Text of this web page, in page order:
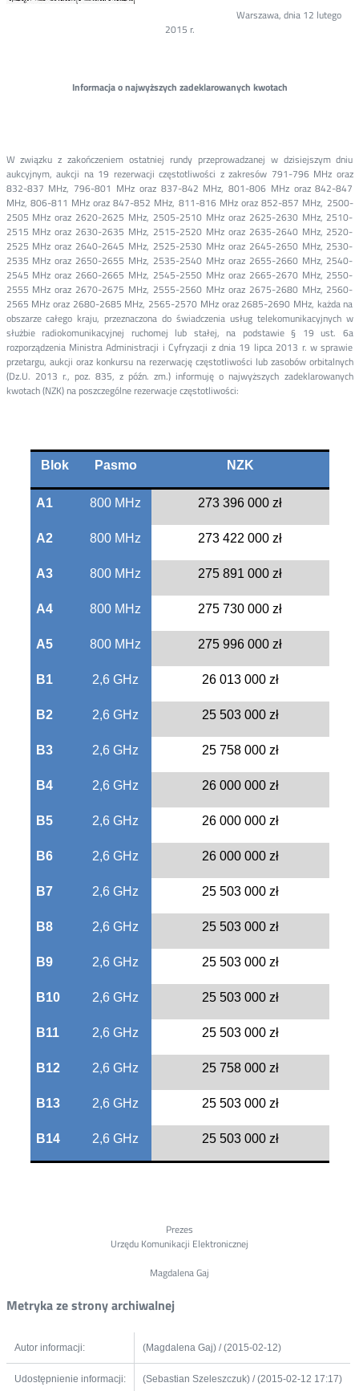
Warszawa, dnia 12 lutego
2015 r.
Informacja o najwyższych zadeklarowanych kwotach
W związku z zakończeniem ostatniej rundy przeprowadzanej w dzisiejszym dniu
aukcyjnym, aukcji na 19 rezerwacji częstotliwości z zakresów 791-796 MHz oraz
832-837 MHz, 796-801 MHz oraz 837-842 MHz, 801-806 MHz oraz 842-847
MHz, 806-811 MHz oraz 847-852 MHz, 811-816 MHz oraz 852-857 MHz, 2500-
2505 MHz oraz 2620-2625 MHz, 2505-2510 MHz oraz 2625-2630 MHz, 2510-
2515 MHz oraz 2630-2635 MHz, 2515-2520 MHz oraz 2635-2640 MHz, 2520-
2525 MHz oraz 2640-2645 MHz, 2525-2530 MHz oraz 2645-2650 MHz, 2530-
2535 MHz oraz 2650-2655 MHz, 2535-2540 MHz oraz 2655-2660 MHz, 2540-
2545 MHz oraz 2660-2665 MHz, 2545-2550 MHz oraz 2665-2670 MHz, 2550-
2555 MHz oraz 2670-2675 MHz, 2555-2560 MHz oraz 2675-2680 MHz, 2560-
2565 MHz oraz 2680-2685 MHz, 2565-2570 MHz oraz 2685-2690 MHz, każda na
obszarze całego kraju, przeznaczona do świadczenia usług telekomunikacyjnych w
służbie radiokomunikacyjnej ruchomej lub stałej, na podstawie § 19 ust. 6a
rozporządzenia Ministra Administracji i Cyfryzacji z dnia 19 lipca 2013 r. w sprawie
przetargu, aukcji oraz konkursu na rezerwację częstotliwości lub zasobów orbitalnych
(Dz.U. 2013 r., poz. 835, z późn. zm.) informuję o najwyższych zadeklarowanych
kwotach (NZK) na poszczególne rezerwacje częstotliwości:
Blok Pasmo NZK
A1 800 MHz 273 396 000 zł
A2 800 MHz 273 422 000 zł
A3 800 MHz 275 891 000 zł
A4 800 MHz 275 730 000 zł
A5 800 MHz 275 996 000 zł
B1 2,6 GHz 26 013 000 zł
B2 2,6 GHz 25 503 000 zł
B3 2,6 GHz 25 758 000 zł
B4 2,6 GHz 26 000 000 zł
B5 2,6 GHz 26 000 000 zł
B6 2,6 GHz 26 000 000 zł
B7 2,6 GHz 25 503 000 zł
B8 2,6 GHz 25 503 000 zł
B9 2,6 GHz 25 503 000 zł
B10 2,6 GHz 25 503 000 zł
B11 2,6 GHz 25 503 000 zł
B12 2,6 GHz 25 758 000 zł
B13 2,6 GHz 25 503 000 zł
B14 2,6 GHz 25 503 000 zł
Prezes
Urzędu Komunikacji Elektronicznej
Magdalena Gaj
Metryka ze strony archiwalnej
Autor informacji: (Magdalena Gaj) / (2015-02-12)
Udostępnienie informacji: (Sebastian Szeleszczuk) / (2015-02-12 17:17)